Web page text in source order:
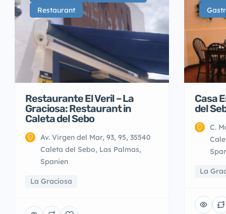
Restaurant
Restaurante El Veril – La
Graciosa: Restaurant in
Caleta del Sebo
Av. Virgen del Mar, 93, 95, 35540
Caleta del Sebo, Las Palmas,
Spanien
La Graciosa
Casa
del
C.
La